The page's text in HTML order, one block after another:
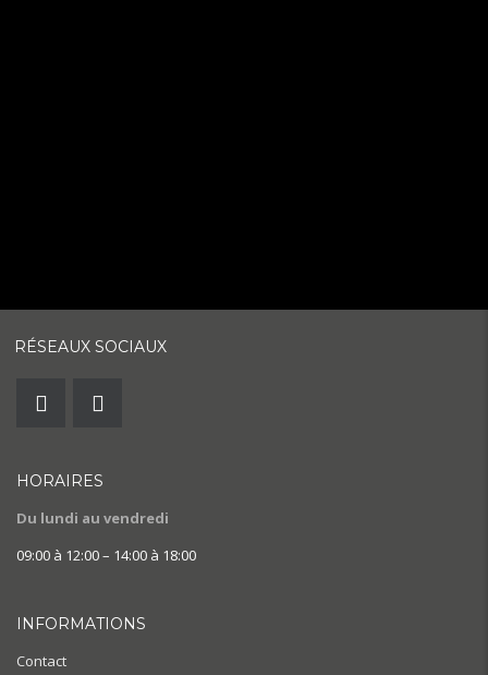
RÉSEAUX SOCIAUX
HORAIRES
Du lundi au vendredi
09:00 à 12:00 – 14:00 à 18:00
INFORMATIONS
Contact